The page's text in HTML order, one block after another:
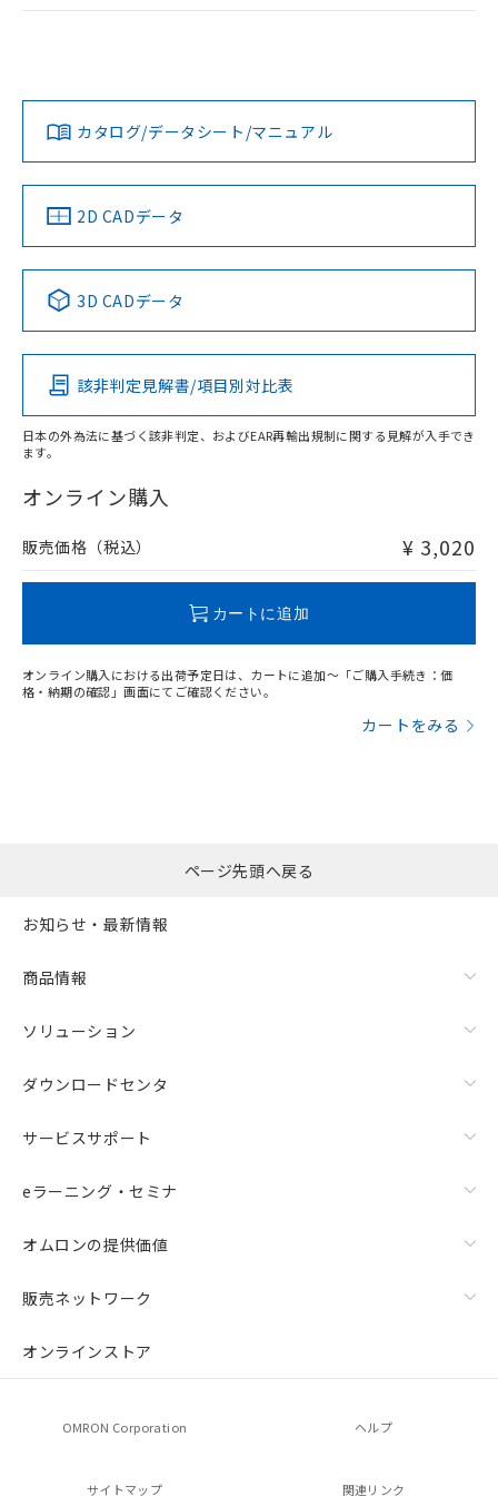
ログイン/会員登録
ダウンロードデータをご利用いただく前に、以下を必ずお読
みください。
ソフトウェアの使用条件
EU RoHS 注意事項・凡例
対応済み
中国 RoHS 注意事項・凡例
Pb Hg Cd Cr(VI)
O
在庫等で未対応品が混在する可能性があります。
問い合わせください。
カタログ/データシート/マニュアル
2D CADデータ
3D CADデータ
該非判定見解書/項目別対比表
日本の外為法に基づく該非判定、およびEAR再輸出規制に関する見解が入手でき
ます。
オンライン購入
販売価格（税込） ¥ 3,020
カートに追加
オンライン購入における出荷予定日は、カートに追加～「ご購入手続き：価
格・納期の確認」画面にてご確認ください。
カートをみる
ページ先頭へ戻る
お知らせ・最新情報
商品情報
ソリューション
ダウンロードセンタ
サービスサポート
eラーニング・セミナ
オムロンの提供価値
販売ネットワーク
オンラインストア
OMRON Corporation ヘルプ
サイトマップ 関連リンク